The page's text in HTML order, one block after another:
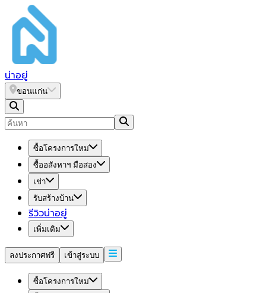
น่าอยู่
ขอนแก่น
ซื้อโครงการใหม่
ซื้ออสังหาฯ มือสอง
เช่า
รับสร้างบ้าน
รีวิวน่าอยู่
เพิ่มเติม
ลงประกาศฟรี เข้าสู่ระบบ
ซื้อโครงการใหม่